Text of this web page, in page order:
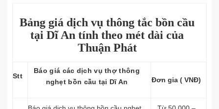
Bảng giá dịch vụ thông tắc bồn cầu
tại Dĩ An tính theo mét dài của
Thuận Phát
Stt
Báo giá các dịch vụ thợ thông
nghẹt bồn cầu tại Dĩ An
Đơn gia ( VNĐ)